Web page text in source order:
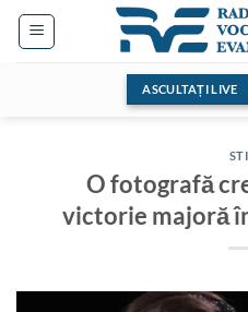
Skip
ASCULTAȚI LIVE
O fotografă
victorie majoră